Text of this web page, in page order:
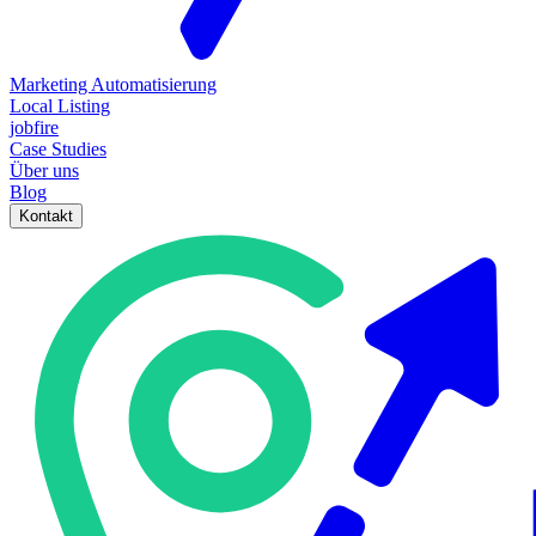
Marketing Automatisierung
Local Listing
jobfire
Case Studies
Über uns
Blog
Kontakt